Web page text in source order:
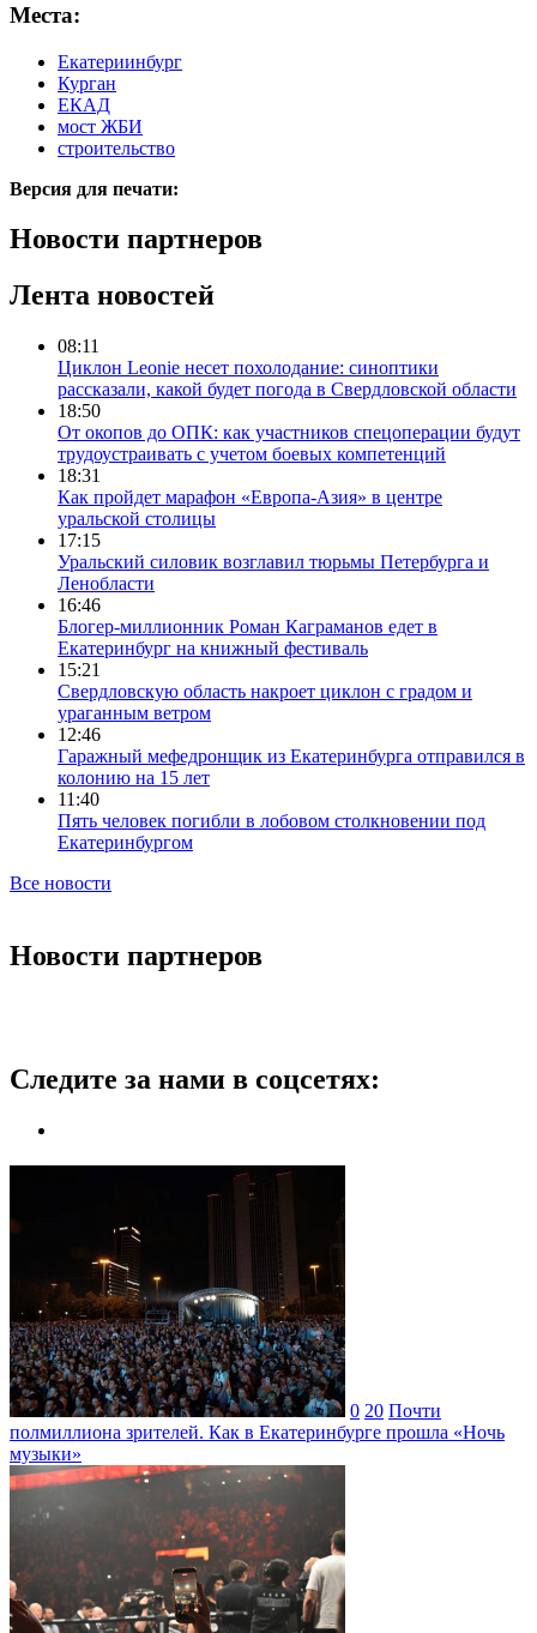
Места:
Екатериинбург
Курган
ЕКАД
мост ЖБИ
строительство
Версия для печати:
Новости партнеров
Лента новостей
08:11
Циклон Leonie несет похолодание: синоптики
рассказали, какой будет погода в Свердловской области
18:50
От окопов до ОПК: как участников спецоперации будут
трудоустраивать с учетом боевых компетенций
18:31
Как пройдет марафон «Европа-Азия» в центре
уральской столицы
17:15
Уральский силовик возглавил тюрьмы Петербурга и
Ленобласти
16:46
Блогер-миллионник Роман Каграманов едет в
Екатеринбург на книжный фестиваль
15:21
Свердловскую область накроет циклон с градом и
ураганным ветром
12:46
Гаражный мефедронщик из Екатеринбурга отправился в
колонию на 15 лет
11:40
Пять человек погибли в лобовом столкновении под
Екатеринбургом
Все новости
Новости партнеров
Следите за нами в соцсетях:
0 20 Почти
полмиллиона зрителей. Как в Екатеринбурге прошла «Ночь
музыки»